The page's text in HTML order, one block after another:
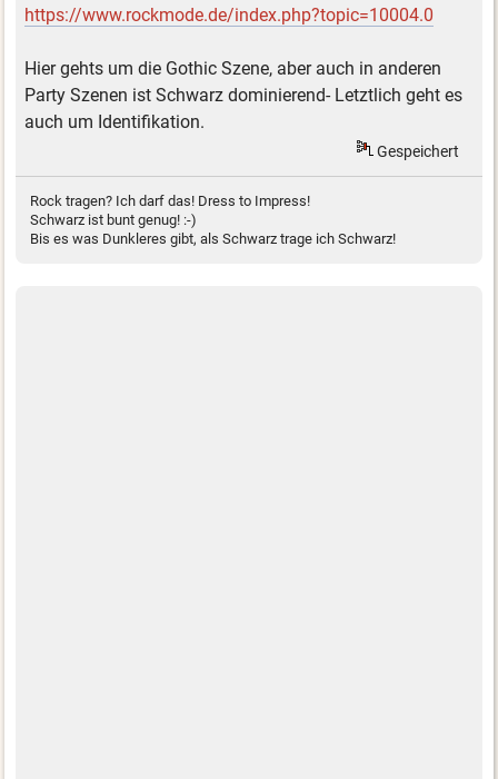
https://www.rockmode.de/index.php?topic=10004.0
Hier gehts um die Gothic Szene, aber auch in anderen
Party Szenen ist Schwarz dominierend- Letztlich geht es
auch um Identifikation.
Gespeichert
Rock tragen? Ich darf das! Dress to Impress!
Schwarz ist bunt genug! :-)
Bis es was Dunkleres gibt, als Schwarz trage ich Schwarz!